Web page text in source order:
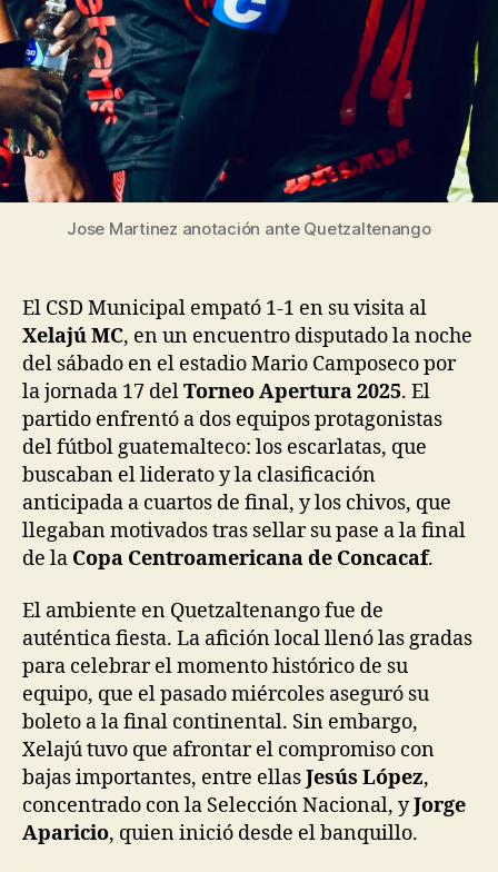
Jose Martinez anotación ante Quetzaltenango
El CSD Municipal empató 1-1 en su visita al
Xelajú MC, en un encuentro disputado la noche
del sábado en el estadio Mario Camposeco por
la jornada 17 delTorneo Apertura 2025. El
partido enfrentó a dos equipos protagonistas
del fútbol guatemalteco: los escarlatas, que
buscaban el liderato y la clasificación
anticipada a cuartos de final, y los chivos, que
llegaban motivados tras sellar su pase a la final
de la Copa Centroamericana de Concacaf.
El ambiente en Quetzaltenango fue de
auténtica fiesta. La afición local llenó las gradas
para celebrar el momento histórico de su
equipo, que el pasado miércoles aseguró su
boleto a la final continental. Sin embargo,
Xelajú tuvo que afrontar el compromiso con
bajas importantes, entre ellasJesús López,
concentrado con la Selección Nacional, yJorge
Aparicio, quien inició desde el banquillo.